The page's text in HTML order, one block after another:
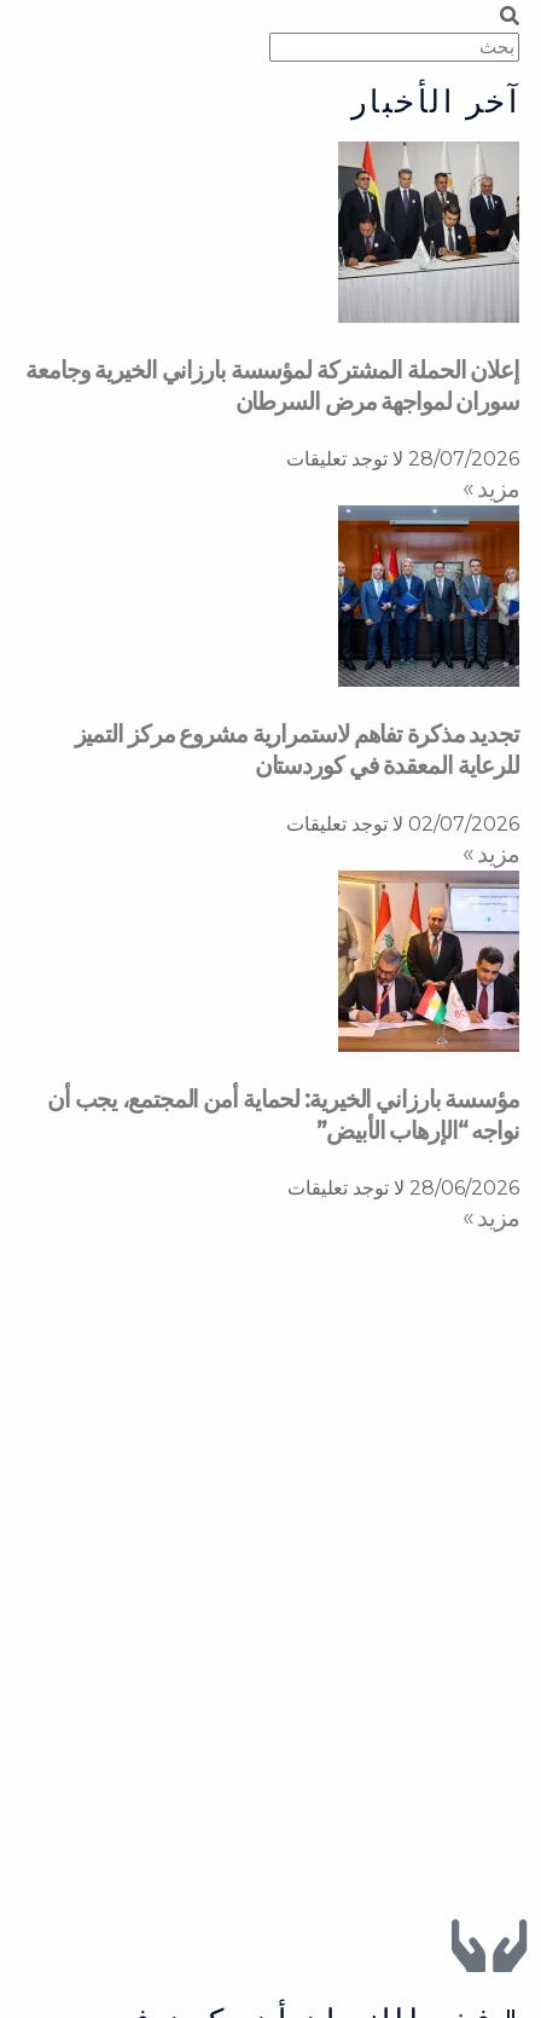
Search
Search
آخر الأخبار
إعلان الحملة المشتركة لمؤسسة بارزاني الخيرية وجامعة
سوران لمواجهة مرض السرطان
28/07/2026 لا توجد تعليقات
مزید »
تجديد مذكرة تفاهم لاستمرارية مشروع مركز التميز
للرعاية المعقدة في كوردستان
02/07/2026 لا توجد تعليقات
مزید »
مؤسسة بارزاني الخيرية: لحماية أمن المجتمع، يجب أن
نواجه “الإرهاب الأبيض”
28/06/2026 لا توجد تعليقات
مزید »